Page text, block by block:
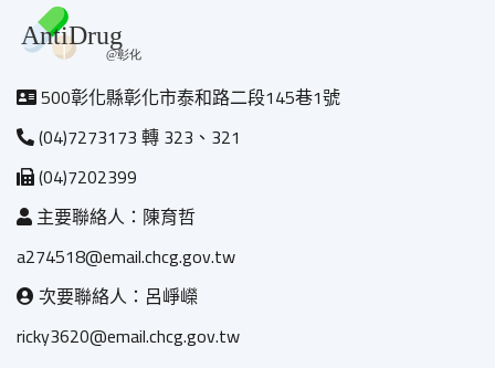
500彰化縣彰化市泰和路二段145巷1號
(04)7273173 轉 323、321
(04)7202399
主要聯絡人：陳育哲
a274518@email.chcg.gov.tw
次要聯絡人：呂崢嶸
ricky3620@email.chcg.gov.tw